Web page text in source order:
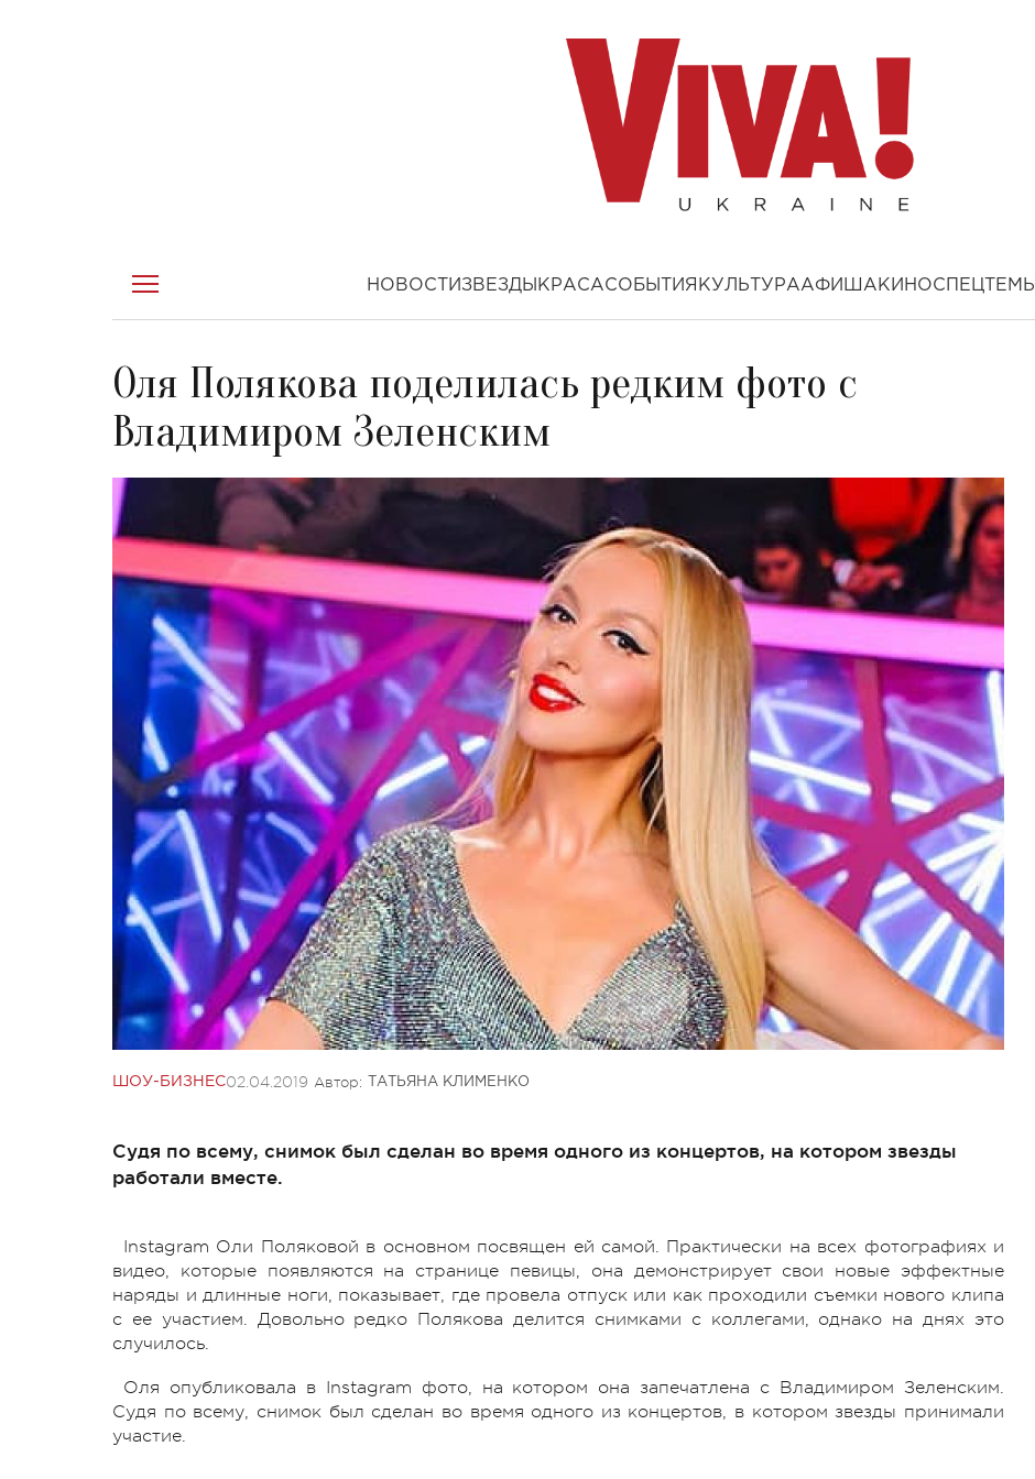
НОВОСТИ ЗВЕЗДЫ КРАСАСОБЫТИЯ КУЛЬТУРААФИША КИНОСПЕЦТЕМЫ
Оля Полякова поделилась редким фото с
Владимиром Зеленским
ШОУ-БИЗНЕС02.04.2019 Автор: ТАТЬЯНА КЛИМЕНКО
Судя по всему, снимок был сделан во время одного из концертов, на котором звезды
работали вместе.
Instagram Оли Поляковой в основном посвящен ей самой. Практически на всех фотографиях и
видео, которые появляются на странице певицы, она демонстрирует свои новые эффектные
наряды и длинные ноги, показывает, где провела отпуск или как проходили съемки нового клипа
с ее участием. Довольно редко Полякова делится снимками с коллегами, однако на днях это
случилось.
Оля опубликовала в Instagram фото, на котором она запечатлена с Владимиром Зеленским.
Судя по всему, снимок был сделан во время одного из концертов, в котором звезды принимали
участие.